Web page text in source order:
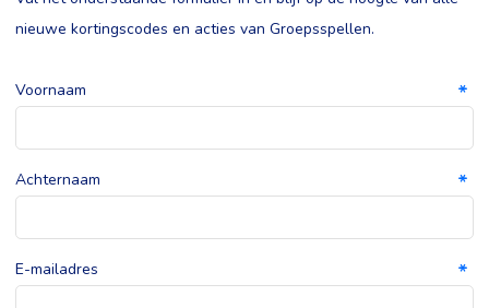
nieuwe kortingscodes en acties van Groepsspellen.
Voornaam
Achternaam
E-mailadres